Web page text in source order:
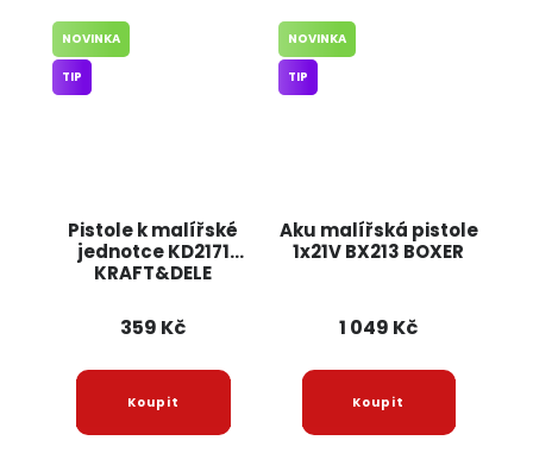
Pistole k malířské
jednotce KD2171
KRAFT&DELE
NOVINKA
TIP
359 Kč
Aku malířská pistole
1x21V BX213 BOXER
NOVINKA
TIP
1 049 Kč